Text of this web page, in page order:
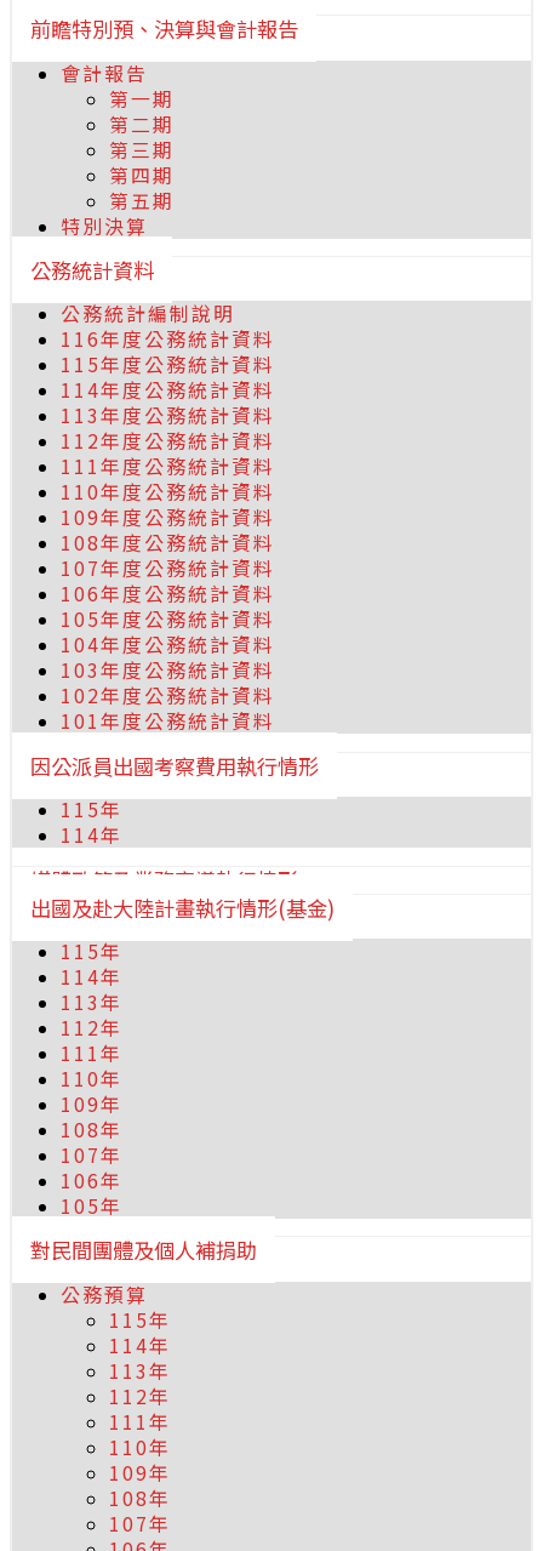
前瞻特別預、決算與會計報告
會計報告
第一期
第二期
第三期
第四期
第五期
特別決算
公務統計資料
公務統計編制說明
116年度公務統計資料
115年度公務統計資料
114年度公務統計資料
113年度公務統計資料
112年度公務統計資料
111年度公務統計資料
110年度公務統計資料
109年度公務統計資料
108年度公務統計資料
107年度公務統計資料
106年度公務統計資料
105年度公務統計資料
104年度公務統計資料
103年度公務統計資料
102年度公務統計資料
101年度公務統計資料
因公派員出國考察費用執行情形
115年
114年
媒體政策及業務宣導執行情形
出國及赴大陸計畫執行情形(基金)
115年
114年
113年
112年
111年
110年
109年
108年
107年
106年
105年
對民間團體及個人補捐助
公務預算
115年
114年
113年
112年
111年
110年
109年
108年
107年